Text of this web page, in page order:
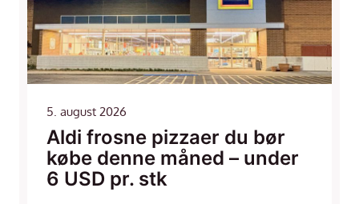
5. august 2026
Aldi frosne pizzaer du bør
købe denne måned – under
6 USD pr. stk